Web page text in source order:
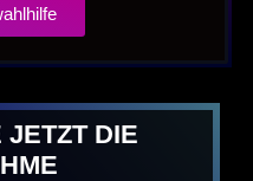
JETZT DIE